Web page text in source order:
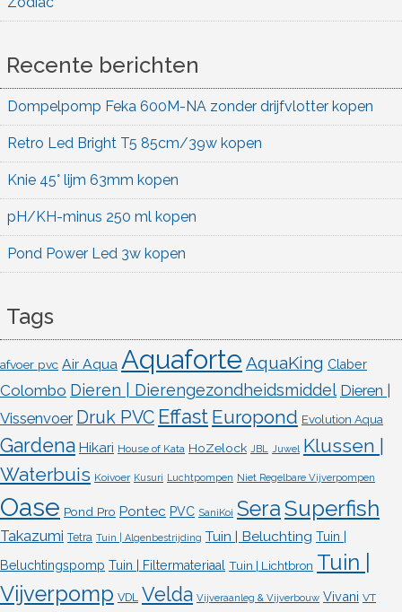
Recente berichten
Dompelpomp Feka 600M-NA zonder drijfvlotter kopen
Retro Led Bright T5 85cm/39w kopen
Knie 45° lijm 63mm kopen
pH/KH-minus 250 ml kopen
Pond Power Led 3w kopen
Tags
afvoer pvc Air Aqua Aquaforte AquaKing Claber
Colombo Dieren | Dierengezondheidsmiddel Dieren |
Vissenvoer Druk PVC Effast Europond Evolution Aqua
Gardena Hikari House of Kata HoZelock JBL Juwel Klussen |
Waterbuis Koivoer Kusuri Luchtpompen Niet Regelbare Vijverpompen
Oase Pond Pro Pontec PVC SaniKoi SeraSuperfish
Takazumi Tetra Tuin | Algenbestrijding Tuin | Beluchting Tuin |
Beluchtingspomp Tuin | Filtermateriaal Tuin | Lichtbron Tuin |
Vijverpomp VDL Velda Vijveraanleg & Vijverbouw Vivani VT